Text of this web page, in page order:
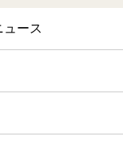
ュース